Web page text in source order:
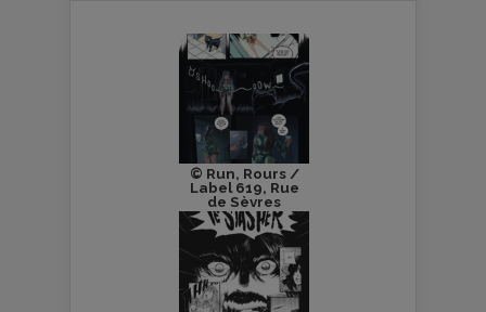
© Run, Rours /
Label 619, Rue
de Sèvres